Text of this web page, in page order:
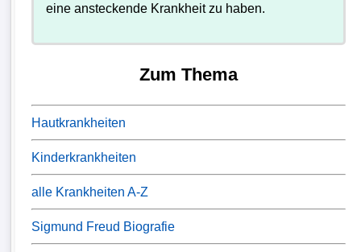
eine ansteckende Krankheit zu haben.
Zum Thema
Hautkrankheiten
Kinderkrankheiten
alle Krankheiten A-Z
Sigmund Freud Biografie